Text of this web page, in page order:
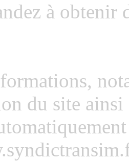
à obtenir
du site